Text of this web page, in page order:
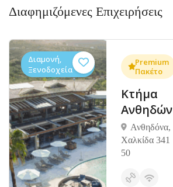
Διαφημιζόμενες Επιχειρήσεις
(1381)
Διαμονή,
Ξενοδοχεία
Premium
Πακέτο
Κτήμα
Ανθηδών
Ανθηδόνα,
Χαλκίδα 341
50